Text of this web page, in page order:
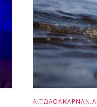
ΑΙΤΩΛΟΑΚΑΡΝΑΝΙΑ